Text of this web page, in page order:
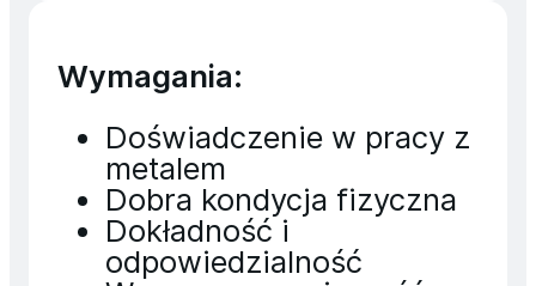
Wymagania:
Doświadczenie w pracy z
metalem
Dobra kondycja fizyczna
Dokładność i
odpowiedzialność